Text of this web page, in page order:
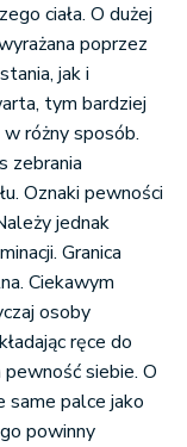
ciała. O dużej
poprzez
jak i
tym bardziej
różny sposób.
zebrania
Oznaki pewności
jednak
Granica
Ciekawym
osoby
ręce do
siebie. O
same palce jako
powinny